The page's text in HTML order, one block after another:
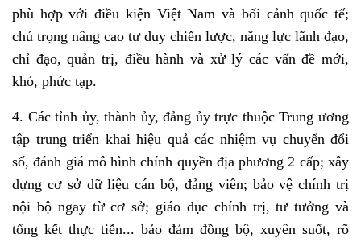
phù hợp với điều kiện Việt Nam và bối cảnh quốc tế;
chú trọng nâng cao tư duy chiến lược, năng lực lãnh đạo,
chỉ đạo, quản trị, điều hành và xử lý các vấn đề mới,
khó, phức tạp.
4. Các tỉnh ủy, thành ủy, đảng ủy trực thuộc Trung ương
tập trung triển khai hiệu quả các nhiệm vụ chuyển đổi
số, đánh giá mô hìnhchính quyền địa phương 2 cấp; xây
dựng cơ sở dữ liệu cán bộ, đảng viên; bảo vệ chính trị
nội bộ ngay từ cơ sở; giáo dục chính trị, tư tưởng và
tổng kết thực tiễn... bảo đảm đồng bộ, xuyên suốt, rõ